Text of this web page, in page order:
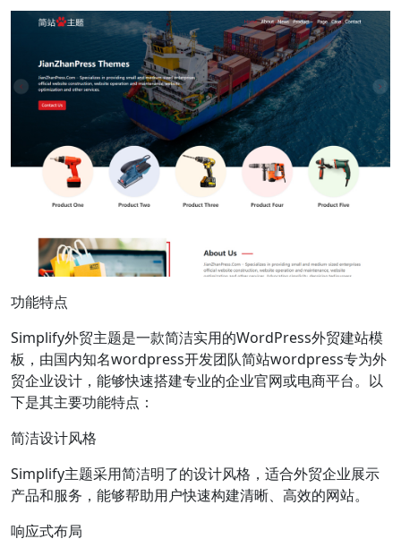
功能特点
Simplify外贸主题是一款简洁实用的WordPress外贸建站模
板，由国内知名wordpress开发团队简站wordpress专为外
贸企业设计，能够快速搭建专业的企业官网或电商平台。以
下是其主要功能特点：
简洁设计风格
Simplify主题采用简洁明了的设计风格，适合外贸企业展示
产品和服务，能够帮助用户快速构建清晰、高效的网站。
响应式布局